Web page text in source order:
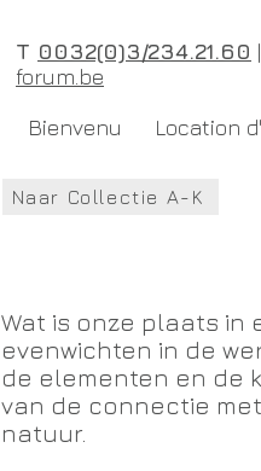
T 0032(0)3/234.21.60 |
forum.be
Bienvenu
Location
Naar Collectie A-K
Wat is onze plaats in
evenwichten in de
de elementen en de
van de connectie
natuur.